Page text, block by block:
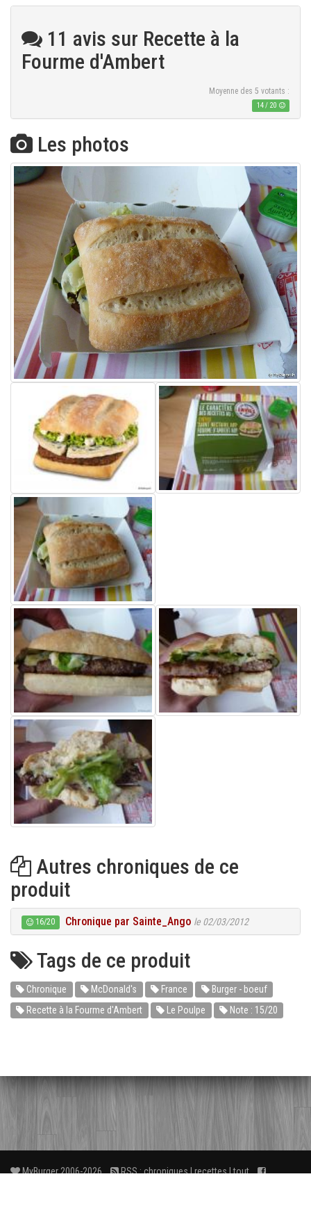
11 avis sur Recette à la
Fourme d'Ambert
Moyenne des 5 votants :
14/ 20
Les photos
Autres chroniques de ce
produit
16/20 Chronique par Sainte_Ango le 02/03/2012
Tags de ce produit
Chronique McDonald's France
Burger - boeuf
Recette à la Fourme d'Ambert
Le Poulpe Note : 15/20
MyBurger 2006-2026 RSS :chroniques|recettes|tout